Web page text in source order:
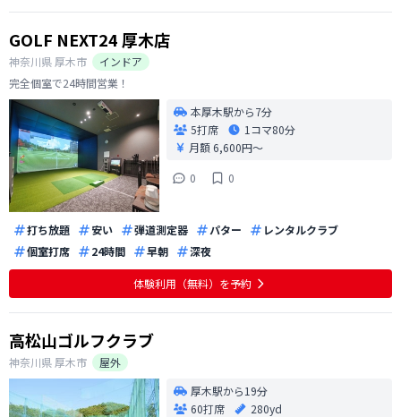
GOLF NEXT24 厚木店
神奈川県 厚木市
インドア
完全個室で24時間営業！
本厚木駅から7分
5打席
1コマ80分
月額 6,600円〜
0
0
打ち放題 安い 弾道測定器 パター
レンタルクラブ
個室打席
24時間 早朝 深夜
体験利用（無料）を予約
高松山ゴルフクラブ
神奈川県 厚木市
屋外
厚木駅から19分
60打席
280yd